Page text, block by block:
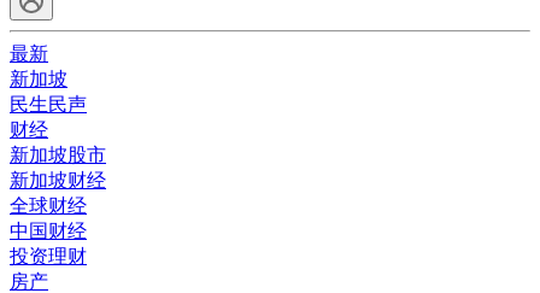
最新
新加坡
民生民声
财经
新加坡股市
新加坡财经
全球财经
中国财经
投资理财
房产